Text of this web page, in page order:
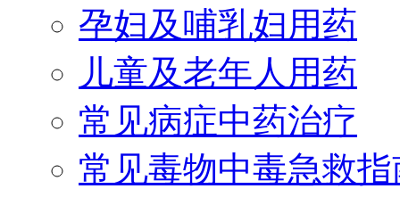
孕妇及哺乳妇用药
儿童及老年人用药
常见病症中药治疗
常见毒物中毒急救指